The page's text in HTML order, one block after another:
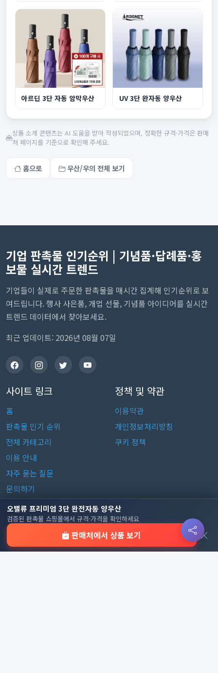
아르딘 3단 자동 암막우산 UV 3단 완자동 양우산
상품 소개 콘텐츠는 AI 도움을 받아 작성되었으며, 정확한 규격·가격은 판매
처 페이지를 기준으로 확인해 주세요.
홈으로 우산/우의 전체 보기
오밸류 프리미엄 3단 완전자동 양우산
검증된 판촉물 쇼핑몰에서 규격·가격을 확인하세요
판매처에서 상품 보기 ×
기업 판촉물 인기순위 | 기념품·답례품·홍
보물 실시간 트렌드
기업들이 실제로 주문한 판촉물을 매시간 집계해 인기순위로 보
여드립니다. 행사 사은품, 개업 선물, 기념품 아이디어를 실시간
트렌드 데이터에서 찾아보세요.
최근 업데이트: 2026년 08월 07일
사이트 링크
홈
판촉물 인기 순위
전체 카테고리
이용 안내
자주 묻는 질문
문의하기
정책 및 약관
이용약관
개인정보처리방침
쿠키 정책
판촉물 카테고리
가정/생활용품 감염예방용품 골프선물세트
골프용품
달력/다이어리
레저/운동용품 명품자개상품
문구용품